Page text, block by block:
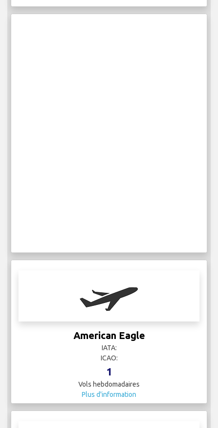
American Eagle
IATA:
ICAO:
1
Vols hebdomadaires
Plus d'information